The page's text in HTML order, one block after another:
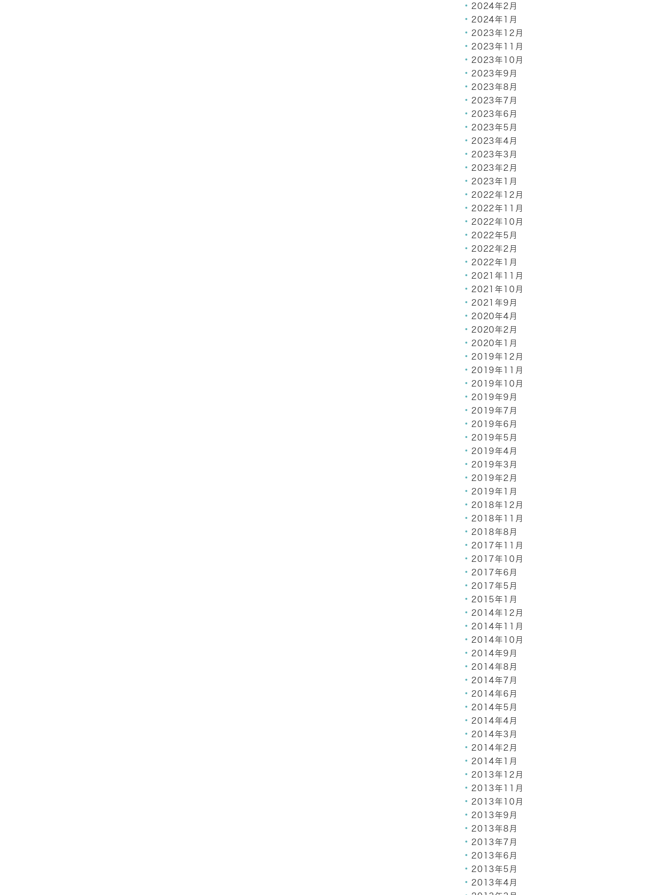
2024年2月
2024年1月
2023年12月
2023年11月
2023年10月
2023年9月
2023年8月
2023年7月
2023年6月
2023年5月
2023年4月
2023年3月
2023年2月
2023年1月
2022年12月
2022年11月
2022年10月
2022年5月
2022年2月
2022年1月
2021年11月
2021年10月
2021年9月
2020年4月
2020年2月
2020年1月
2019年12月
2019年11月
2019年10月
2019年9月
2019年7月
2019年6月
2019年5月
2019年4月
2019年3月
2019年2月
2019年1月
2018年12月
2018年11月
2018年8月
2017年11月
2017年10月
2017年6月
2017年5月
2015年1月
2014年12月
2014年11月
2014年10月
2014年9月
2014年8月
2014年7月
2014年6月
2014年5月
2014年4月
2014年3月
2014年2月
2014年1月
2013年12月
2013年11月
2013年10月
2013年9月
2013年8月
2013年7月
2013年6月
2013年5月
2013年4月